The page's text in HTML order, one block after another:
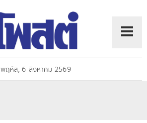
พฤหัส, 6 สิงหาคม 2569